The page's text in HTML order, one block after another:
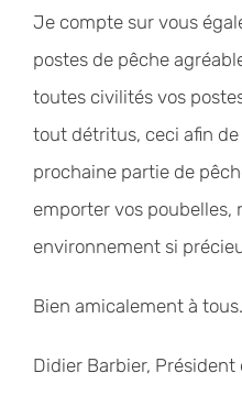
Je compte sur vous
postes de pêche
toutes civilités vos
tout détritus, ceci afin
prochaine partie de
emporter vos
environnement si
Bien amicalement à tous.
Didier Barbier, Président